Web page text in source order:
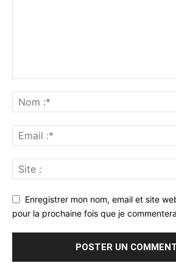
Enregistrer mon nom, email et site
pour la prochaine fois que je